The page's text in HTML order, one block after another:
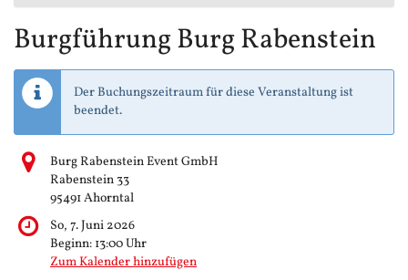
Burgführung Burg Rabenstein
Der Buchungszeitraum für diese Veranstaltung ist
beendet.
Burg Rabenstein Event GmbH
Rabenstein 33
95491 Ahorntal
So, 7. Juni 2026
Beginn: 13:00Uhr
Zum Kalender hinzufügen